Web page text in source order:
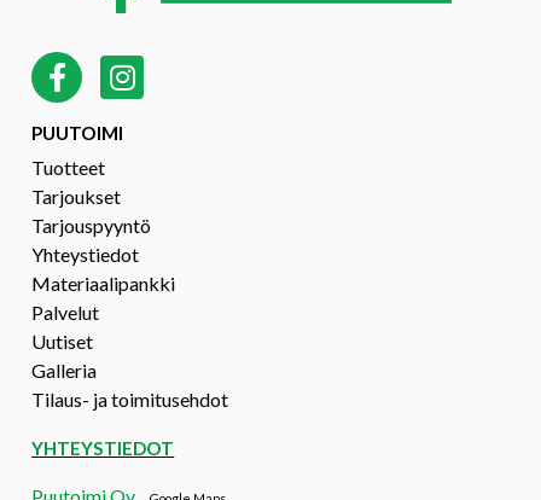
PUUTOIMI
Tuotteet
Tarjoukset
Tarjouspyyntö
Yhteystiedot
Materiaalipankki
Palvelut
Uutiset
Galleria
Tilaus- ja toimitusehdot
YHTEYSTIEDOT